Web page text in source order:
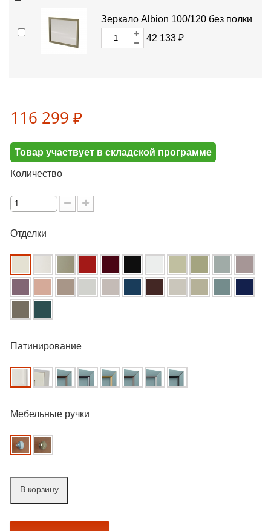
Зеркало Albion 100/120 без полки
42 133 ₽
116 299 ₽
Товар участвует в складской программе
Количество
Отделки
Патинирование
Мебельные ручки
В корзину